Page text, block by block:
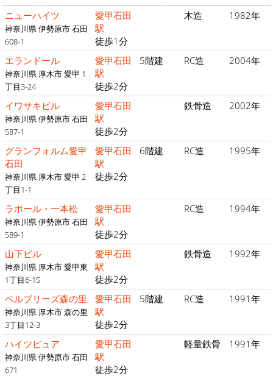
ニューハイツ
神奈川県 伊勢原市 石田
608-1
愛甲石田
駅
徒歩1分
木造 1982年
エランドール
神奈川県 厚木市 愛甲 1
丁目3-24
愛甲石田
駅
徒歩2分
5階建 RC造 2004年
イワサキビル
神奈川県 伊勢原市 石田
587-1
愛甲石田
駅
徒歩2分
鉄骨造 2002年
グランフォルム愛甲
石田
神奈川県 厚木市 愛甲 2
丁目1-1
愛甲石田
駅
徒歩2分
6階建 RC造 1995年
ラポール・一本松
神奈川県 伊勢原市 石田
589-1
愛甲石田
駅
徒歩2分
RC造 1994年
山下ビル
神奈川県 厚木市 愛甲東
1丁目6-15
愛甲石田
駅
徒歩2分
鉄骨造 1992年
ベルブリーズ森の里
神奈川県 厚木市 森の里
3丁目12-3
愛甲石田
駅
徒歩2分
5階建 RC造 1991年
ハイツピュア
神奈川県 伊勢原市 石田
671
愛甲石田
駅
徒歩2分
軽量鉄骨 1991年